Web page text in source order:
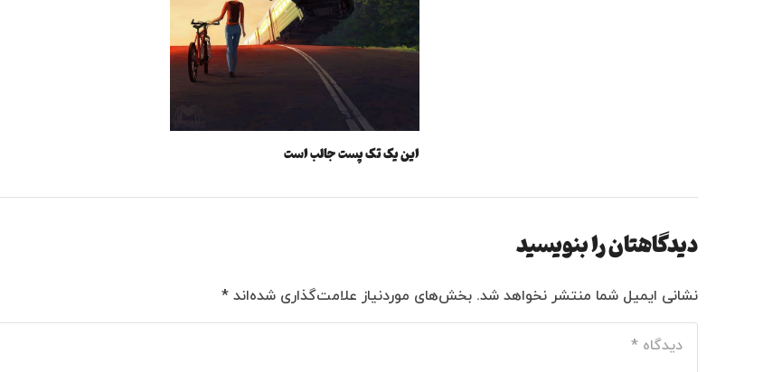
این یک تک پست جالب است
دیدگاهتان را بنویسید
نشانی ایمیل شما منتشر نخواهد شد. بخش‌های موردنیاز علامت‌گذاری شده‌اند *